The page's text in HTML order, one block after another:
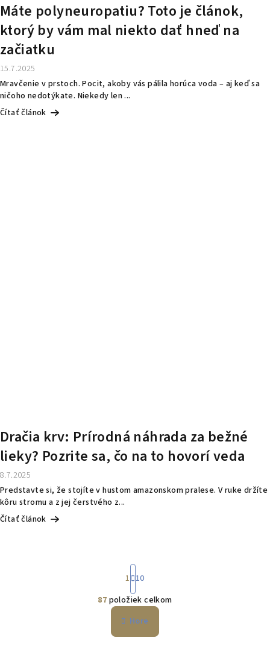
Máte polyneuropatiu? Toto je článok,
ktorý by vám mal niekto dať hneď na
začiatku
15.7.2025
Mravčenie v prstoch. Pocit, akoby vás pálila horúca voda – aj keď sa
ničoho nedotýkate. Niekedy len ...
Čítať článok
Dračia krv: Prírodná náhrada za bežné
lieky? Pozrite sa, čo na to hovorí veda
8.7.2025
Predstavte si, že stojíte v hustom amazonskom pralese. V ruke držíte
kôru stromu a z jej čerstvého z...
Čítať článok
O
v
l
S
t
r
á
n
k
o
1 10
87 položiek celkom
Hore